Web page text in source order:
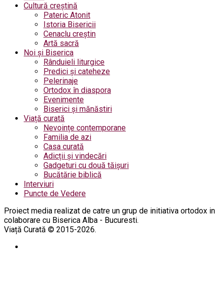
Cultură creștină
Pateric Atonit
Istoria Bisericii
Cenaclu creștin
Artă sacră
Noi și Biserica
Rânduieli liturgice
Predici și cateheze
Pelerinaje
Ortodox în diaspora
Evenimente
Biserici și mănăstiri
Viață curată
Nevoințe contemporane
Familia de azi
Casa curată
Adicții și vindecări
Gadgeturi cu două tăișuri
Bucătărie biblică
Interviuri
Puncte de Vedere
Proiect media realizat de catre un grup de initiativa ortodox in
colaborare cu Biserica Alba - Bucuresti.
Viață Curată © 2015-2026.